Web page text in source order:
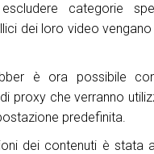
categorie
dei loro video
è ora possibile
proxy che verranno
predefinita.
dei contenuti è stata